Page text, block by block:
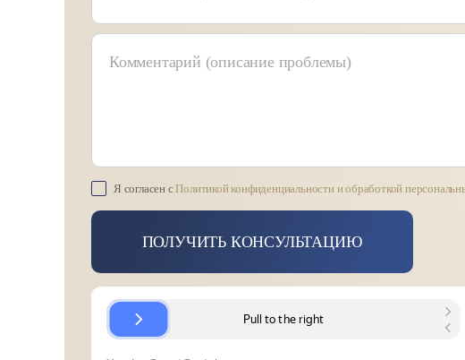
Комментарий (описание проблемы)
Я согласен сПолитикой конфиденциальности и обработкой
ПОЛУЧИТЬ КОНСУЛЬТАЦИЮ